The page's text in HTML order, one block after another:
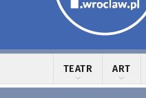
TEATR ART